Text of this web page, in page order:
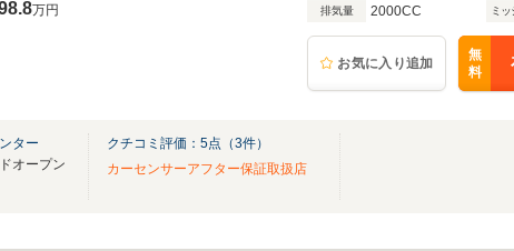
万円 排気量 2000CC ミッ
お気に入り追加
無
料
ター
オープン
クチコミ評価： 5点（3件）
カーセンサーアフター保証取扱店